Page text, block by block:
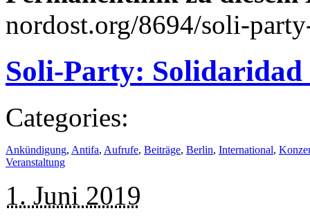
nordost.org/8694/soli-
Soli-Party:
Categories:
Ankündigung, Antifa, Aufrufe, Beiträge, Berlin, International,
Veranstaltung
1. Juni 2019